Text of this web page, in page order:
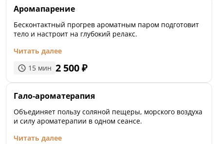
Аромапарение
Бесконтактный прогрев ароматным паром подготовит
тело и настроит на глубокий релакс.
Читать далее
15 мин 2 500₽
Гало-ароматерапия
Объединяет пользу соляной пещеры, морского воздуха
и силу ароматерапии в одном сеансе.
Читать далее